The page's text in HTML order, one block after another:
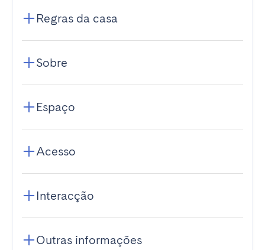
Regras da casa
Sobre
Espaço
Acesso
Interacção
Outras informações